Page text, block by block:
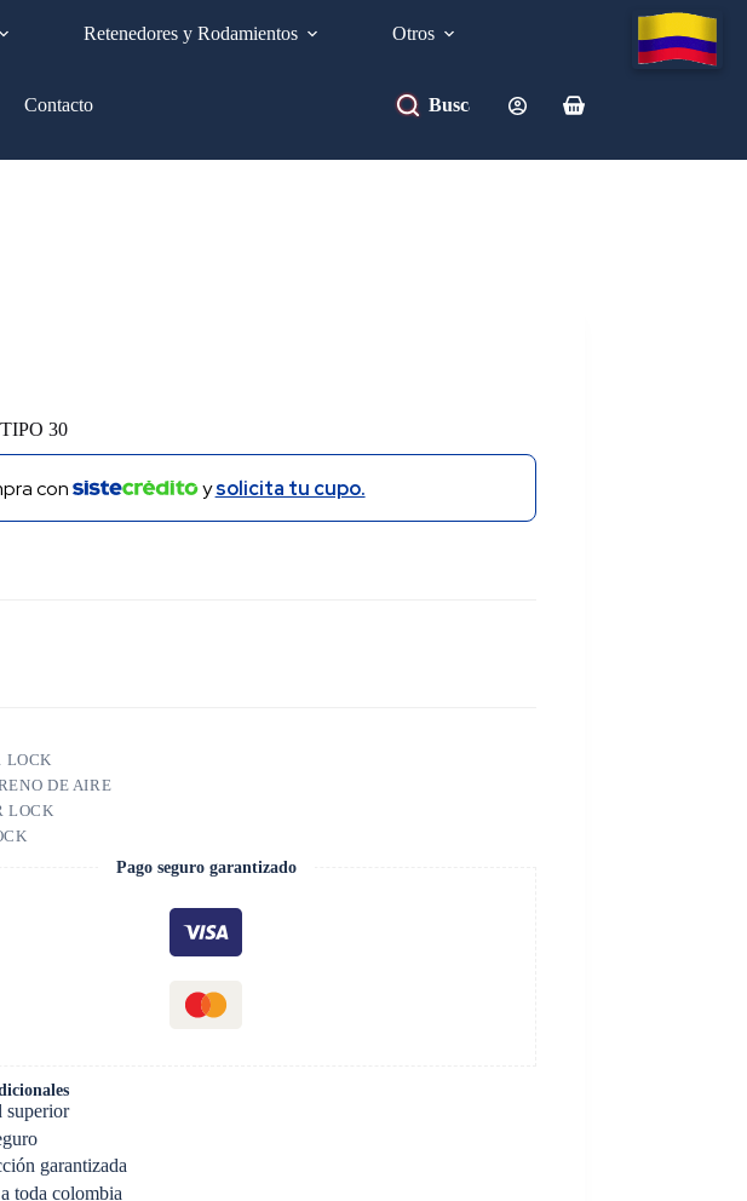
Contacto
Carro
compra
Retenedores y Rodamientos Otros
30
con ysolicita tu cupo.
LOCK
DE AIRE
LOCK
Pago seguro garantizado
superior
garantizada
toda colombia